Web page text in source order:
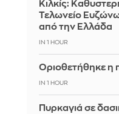
Κιλκίς:
Τελωνείο
από την Ελλάδα
IN 1 HOUR
Οριοθετήθηκε η
IN 1 HOUR
Πυρκαγιά σε